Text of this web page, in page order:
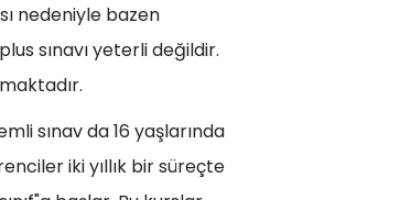
nedeniyle bazen
sınavı yeterli değildir.
sınav da 16 yaşlarında
iki yıllık bir süreçte